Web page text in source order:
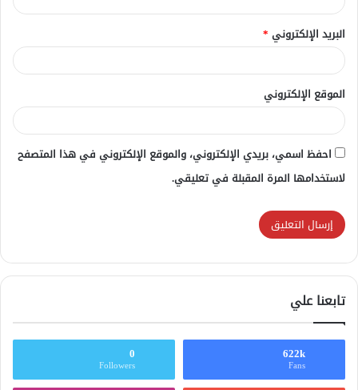
البريد الإلكتروني *
الموقع الإلكتروني
احفظ اسمي، بريدي الإلكتروني، والموقع الإلكتروني في هذا المتصفح
لاستخدامها المرة المقبلة في تعليقي.
تابعنا علي
622k
Fans
0
Followers